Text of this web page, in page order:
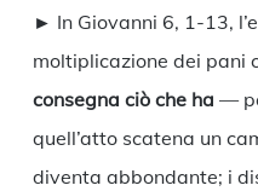
► In Giovanni 6, 1-13,
moltiplicazione dei pani
consegna ciò che ha —
quell’atto scatena un
diventa abbondante; i